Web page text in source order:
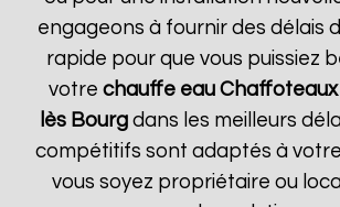
engageons à fournir des délais
rapide pour que vous puissiez
votre chauffe eau Chaffoteaux
lès Bourg dans les meilleurs
compétitifs sont adaptés à
vous soyez propriétaire ou